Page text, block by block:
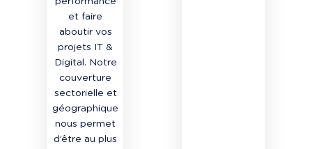
et faire
aboutir vos
projets IT &
Digital. Notre
couverture
sectorielle et
géographique
nous permet
d’être au plus